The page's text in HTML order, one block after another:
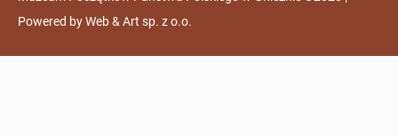
Powered byWeb & Art sp. z o.o.